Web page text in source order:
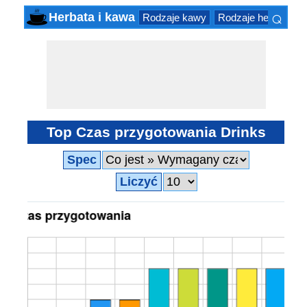
Herbata i kawa Rodzaje kawy Rodzaje herbaty
⌕
Top Czas przygotowania Drinks
Spec
Liczyć